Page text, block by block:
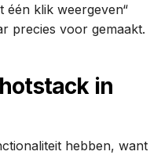
één klik weergeven“
precies voor gemaakt.
in
hebben, want